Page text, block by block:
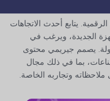
يتابع أحدث الاتجاهات
الجديدة، ويرغب في
يصمم جيريمي محتوى
بما في ذلك مجال
ملاحظاته وتجاربه الخاصة.